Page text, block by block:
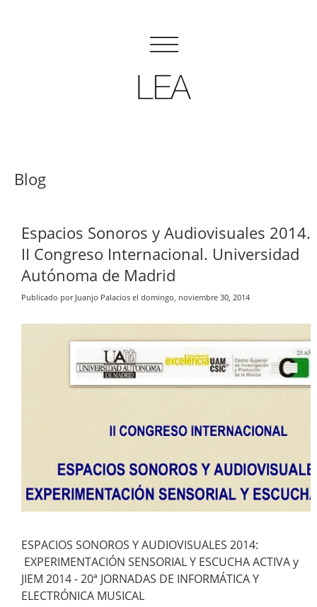
Blog
Espacios Sonoros y Audiovisuales 2014.
II Congreso Internacional. Universidad
Autónoma de Madrid
Publicado por Juanjo Palacios el domingo, noviembre 30, 2014
ESPACIOS SONOROS Y AUDIOVISUALES 2014:
EXPERIMENTACIÓN SENSORIAL Y ESCUCHA ACTIVA y
JIEM 2014 - 20ª JORNADAS DE INFORMÁTICA Y
ELECTRÓNICA MUSICAL